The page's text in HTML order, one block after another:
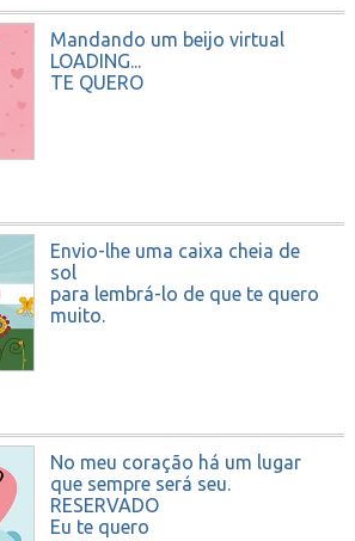
Mandando um beijo virtual
LOADING...
TE QUERO
Envio-lhe uma caixa cheia de
sol
para lembrá-lo de que te quero
muito.
No meu coração há um lugar
que sempre será seu.
RESERVADO
Eu te quero